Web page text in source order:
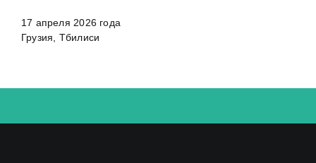
17 апреля 2026 года
Грузия, Тбилиси